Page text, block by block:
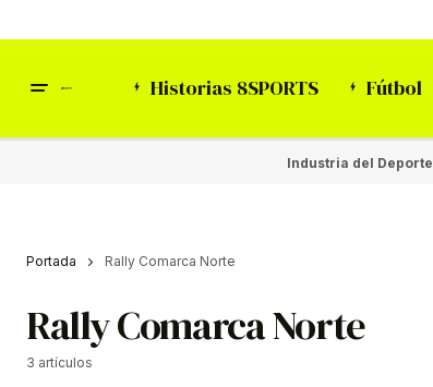
Historias 8SPORTS Fútbol
Industria del Deporte
Portada Rally Comarca Norte
Rally Comarca Norte
3 artículos